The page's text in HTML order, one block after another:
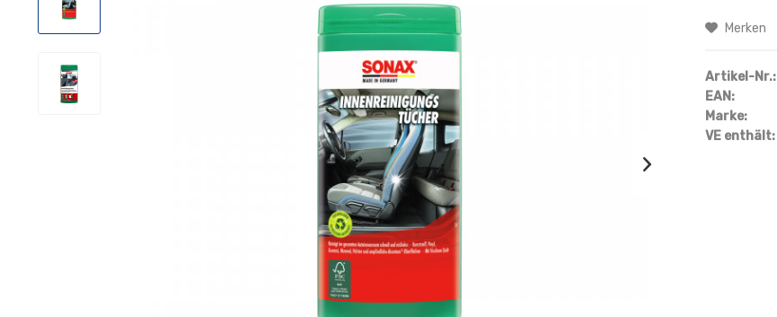
Merken
Artikel-Nr.:
EAN:
Marke:
VE enthält: